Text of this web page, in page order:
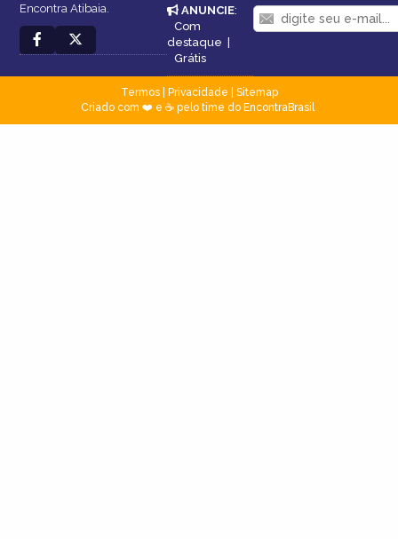
Encontra Atibaia.
ANUNCIE:
Com
destaque |
Grátis
Termos| Privacidade
Sitemap
Criado com ❤️ e ☕ pelo time do EncontraBrasil